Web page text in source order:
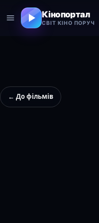
Кінопортал
СВІТ КІНО ПОРУЧ
← До фільмів